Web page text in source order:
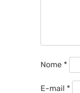
Nome *
E-mail *